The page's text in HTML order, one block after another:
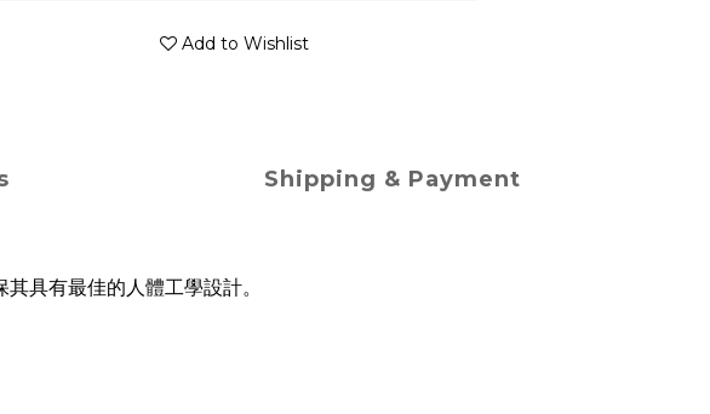
Add to Wishlist
Shipping & Payment
具有最佳的人體工學設計。